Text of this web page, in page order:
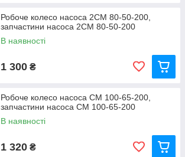
Робоче колесо насоса 2СМ 80-50-200,
запчастини насоса 2СМ 80-50-200
В наявності
1 300 ₴
Робоче колесо насоса СМ 100-65-200,
запчастини насоса СМ 100-65-200
В наявності
1 320 ₴